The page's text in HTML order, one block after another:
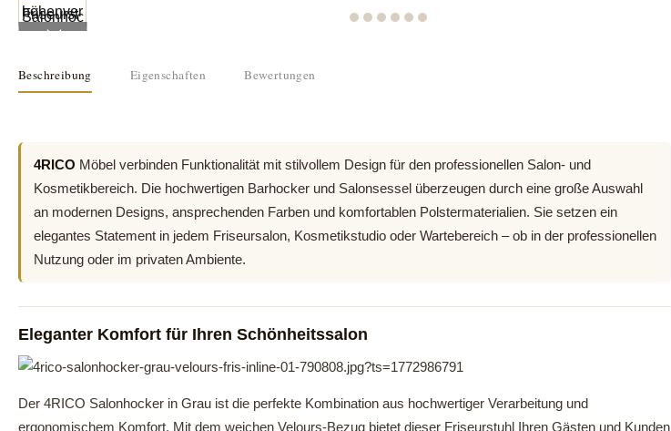
Beschreibung Eigenschaften Bewertungen
4RICO Möbel verbinden Funktionalität mit stilvollem Design für den professionellen Salon- und
Kosmetikbereich. Die hochwertigen Barhocker und Salonsessel überzeugen durch eine große Auswahl
an modernen Designs, ansprechenden Farben und komfortablen Polstermaterialien. Sie setzen ein
elegantes Statement in jedem Friseursalon, Kosmetikstudio oder Wartebereich – ob in der professionellen
Nutzung oder im privaten Ambiente.
Eleganter Komfort für Ihren Schönheitssalon
Der 4RICO Salonhocker in Grau ist die perfekte Kombination aus hochwertiger Verarbeitung und
ergonomischem Komfort. Mit dem weichen Velours-Bezug bietet dieser Friseurstuhl Ihren Gästen und Kunden